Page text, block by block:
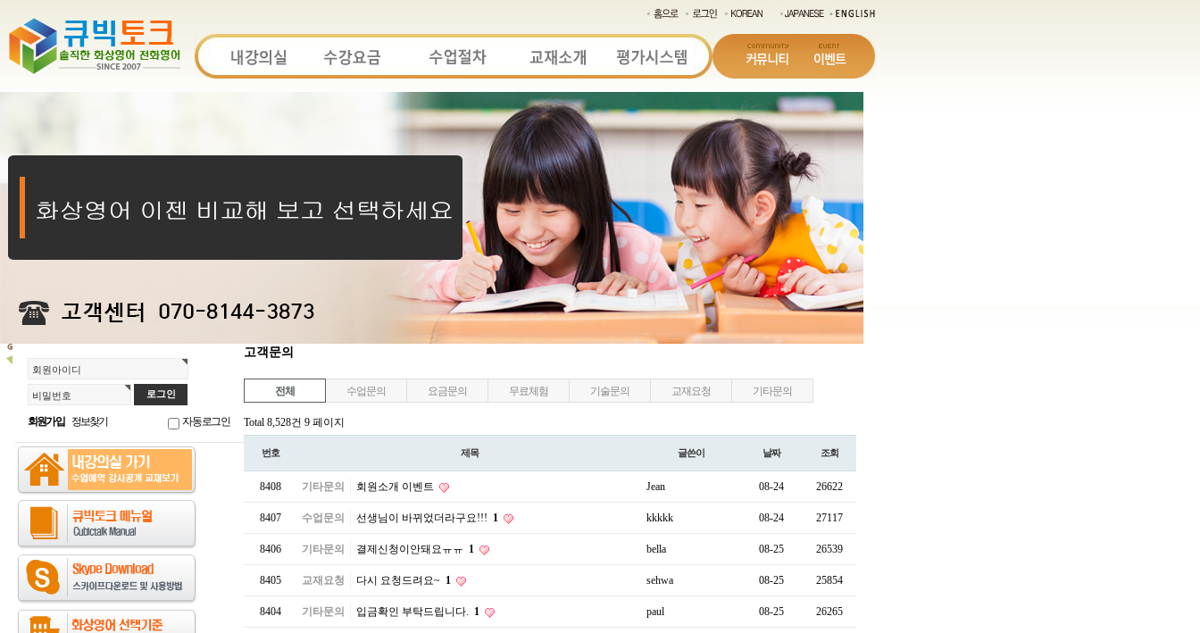
회원아이디
비밀번호
회원가입 정보찾기 자동로그인
고객문의
전체 수업문의 요금문의 무료체험 기술문의 교재요청 기타문의
Total 8,528건 9 페이지
번호 제목 글쓴이 날짜 조회
8408 기타문의 회원소개 이벤트 Jean 08-24 26622
8407 수업문의 선생님이 바뀌었더라구요!!! 1 kkkkk 08-24 27117
8406 기타문의 결제신청이안돼요ㅠㅠ 1 bella 08-25 26539
8405 교재요청 다시 요청드려요~ 1 sehwa 08-25 25854
8404 기타문의 입금확인 부탁드립니다. 1 paul 08-25 26265